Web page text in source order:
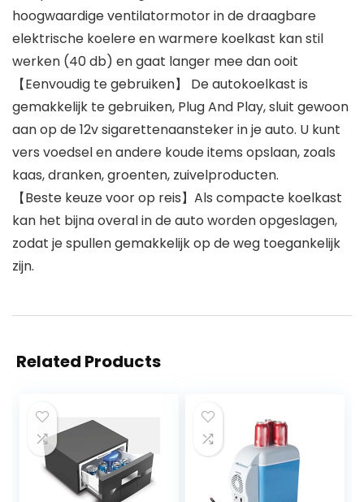
hoogwaardige ventilatormotor in de draagbare
elektrische koelere en warmere koelkast kan stil
werken (40 db) en gaat langer mee dan ooit
【Eenvoudig te gebruiken】 De autokoelkast is
gemakkelijk te gebruiken, Plug And Play, sluit gewoon
aan op de 12v sigarettenaansteker in je auto. U kunt
vers voedsel en andere koude items opslaan, zoals
kaas, dranken, groenten, zuivelproducten.
【Beste keuze voor op reis】Als compacte koelkast
kan het bijna overal in de auto worden opgeslagen,
zodat je spullen gemakkelijk op de weg toegankelijk
zijn.
Related Products